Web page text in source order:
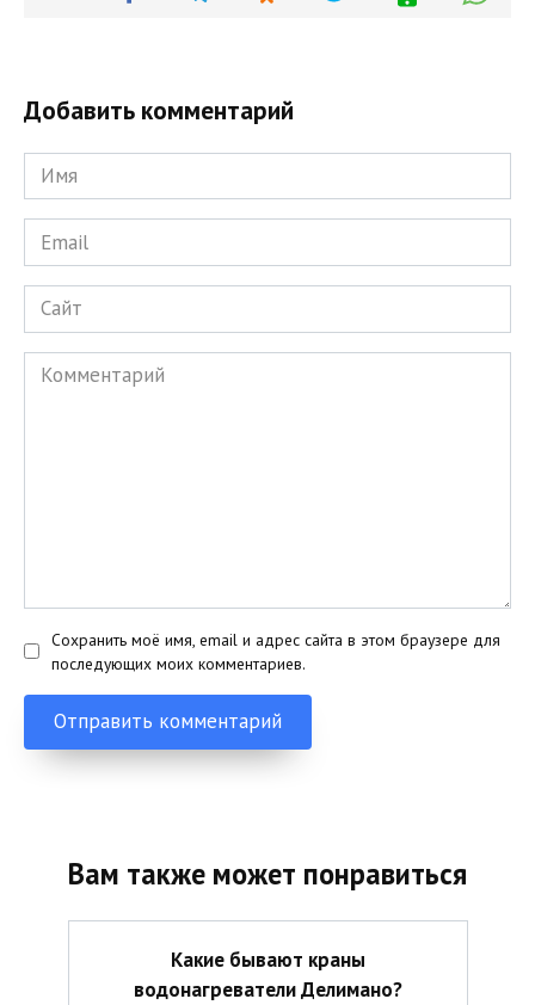
Добавить комментарий
Имя
*
Email
*
Сайт
Комментарий
Сохранить моё имя, email и адрес сайта в этом браузере для
последующих моих комментариев.
Вам также может понравиться
Какие бывают краны
водонагреватели Делимано?